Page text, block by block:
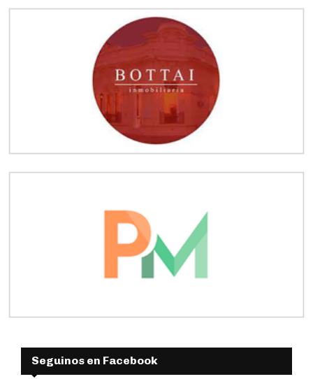
Seguinos en Facebook